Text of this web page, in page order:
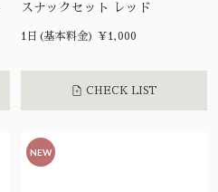
スナックセット レッド
1日(基本料金) ¥1,000
CHECK LIST
NEW